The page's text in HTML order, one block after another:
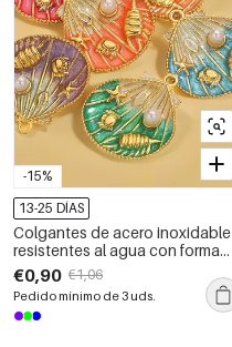
-15%
13-25 DÍAS
Colgantes de acero inoxidable
resistentes al agua con forma
de concha de vacaciones para
mujer
€0,90 €1,06
Pedido mínimo de 3 uds.